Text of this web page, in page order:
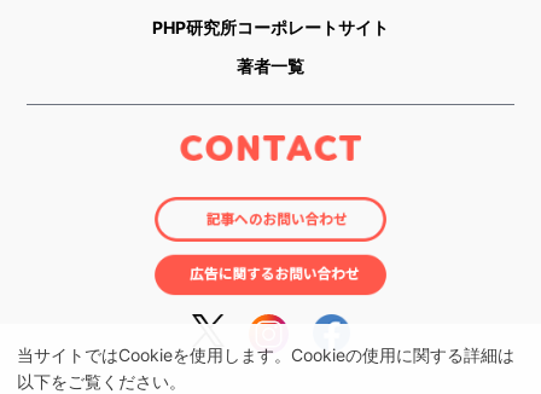
当サイトではCookieを使用します。Cookieの使用に関する詳細は
以下をご覧ください。
PHP研究所コーポレートサイト
著者一覧